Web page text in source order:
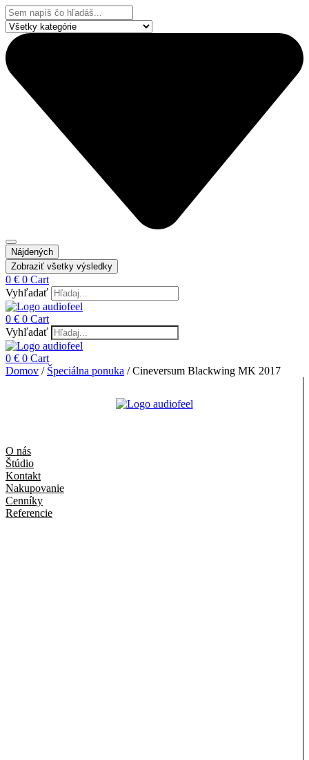
Preskočiť
na
obsah
Search
...
Nájdených
Zobraziť všetky výsledky
0 € 0 Cart
Vyhľadať
0 € 0 Cart
Vyhľadať
0 € 0 Cart
Domov / Špeciálna ponuka / Cineversum Blackwing MK 2017
O nás
Štúdio
Kontakt
Nakupovanie
Cenníky
Referencie